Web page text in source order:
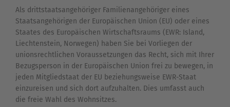
Als drittstaatsangehöriger Familienangehöriger eines
Staatsangehörigen der Europäischen Union (EU) oder eines
Staates des Europäischen Wirtschaftsraums (EWR: Island,
Liechtenstein, Norwegen) haben Sie bei Vorliegen der
unionsrechtlichen Voraussetzungen das Recht, sich mit Ihrer
Bezugsperson in der Europäischen Union frei zu bewegen, in
jeden Mitgliedstaat der EU beziehungsweise EWR-Staat
einzureisen und sich dort aufzuhalten. Dies umfasst auch
die freie Wahl des Wohnsitzes.